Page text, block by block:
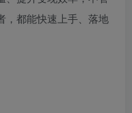
，都能快速上手、落地